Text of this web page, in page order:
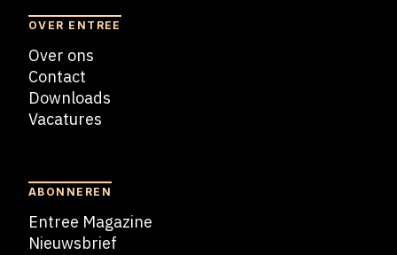
OVER ENTREE
Over ons
Contact
Downloads
Vacatures
ABONNEREN
Entree Magazine
Nieuwsbrief